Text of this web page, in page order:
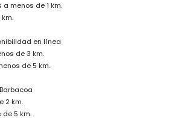
mascotas
adecuado para familias con niños
incluidos en el precio del alquiler de la
y servicio de emergencia 24 horas
aire acondicionado
menos de 1 km.
en línea
de 3 km.
de 5 km.
2 km.
de 5 km.